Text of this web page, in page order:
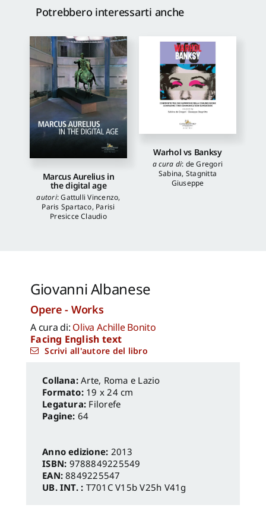
Potrebbero interessarti anche
Marcus Aurelius in
the digital age
autori:Gattulli Vincenzo,
Paris Spartaco, Parisi
Presicce Claudio
Warhol vs Banksy
a cura di: de Gregori
Sabina, Stagnitta
Giuseppe
Giovanni Albanese
Opere - Works
A cura di: Oliva Achille Bonito
Facing English text
Scrivi all'autore del libro
Arte, Roma e Lazio
Formato: 19 x 24 cm
Legatura: Filorefe
Pagine: 64
Anno edizione: 2013
ISBN: 9788849225549
EAN:8849225547
UB. INT. : T701C V15b V25h V41g